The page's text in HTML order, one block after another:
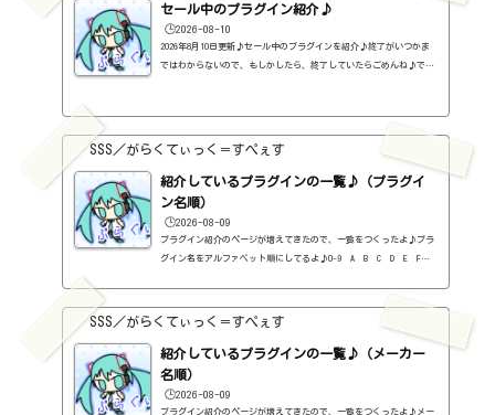
セール中のプラグイン紹介♪
🕒️2026-08-10
2026年8月10日更新♪セール中のプラグインを紹介♪終了がいつかま
ではわからないので、もしかしたら、終了していたらごめんね♪で、
(Bass・Drum)（IK MULTIMEDIA）定価：299.99ユーロ → 69.99ドル（A
UDIO DELUXEさん）Total Studio 5 MAX（IK MULTIMEDIA）定価：599.9
9ユーロ...
SSS／がらくてぃっく＝すぺぇす
紹介しているプラグインの一覧♪（プラグイ
ン名順）
🕒️2026-08-09
プラグイン紹介のページが増えてきたので、一覧をつくったよ♪プラ
グイン名をアルファベット順にしてるよ♪0-9 A B C D E F G
料）2B DELAYED CLASSIC（2B Played Music・ディレイ・有料）2B RE
VERBED（2B Played Music・リバーブ・有料）2B Shaped Filter（2
B Played Music・フィルタープラグイン・有料）3-Band EQ（Kilohe
arts・EQ・無料）40'S VERY OWN DRUMS（NATIVE INSTRUMENTS・ドラ
ム...
SSS／がらくてぃっく＝すぺぇす
紹介しているプラグインの一覧♪（メーカー
名順）
🕒️2026-08-09
プラグイン紹介のページが増えてきたので、一覧をつくったよ♪メー